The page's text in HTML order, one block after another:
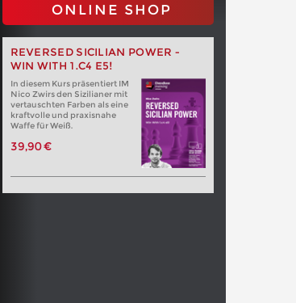
ONLINE SHOP
REVERSED SICILIAN POWER -
WIN WITH 1.C4 E5!
In diesem Kurs präsentiert IM
Nico Zwirs den Sizilianer mit
vertauschten Farben als eine
kraftvolle und praxisnahe
Waffe für Weiß.
39,90 €